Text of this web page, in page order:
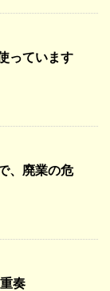
っています
、廃業の危
奏